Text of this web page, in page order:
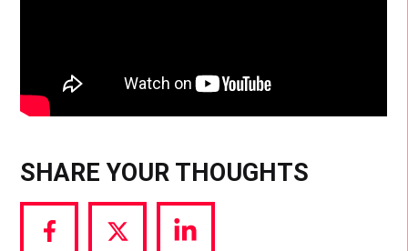
SHARE YOUR THOUGHTS
Share
Share
Share